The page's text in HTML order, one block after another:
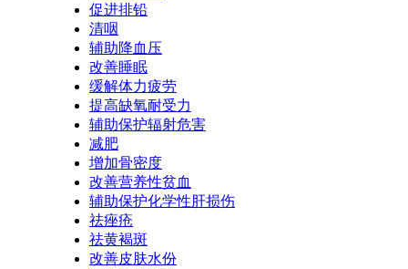
促进排铅
清咽
辅助降血压
改善睡眠
缓解体力疲劳
提高缺氧耐受力
辅助保护辐射危害
减肥
增加骨密度
改善营养性贫血
辅助保护化学性肝损伤
祛痤疮
祛黄褐斑
改善皮肤水份